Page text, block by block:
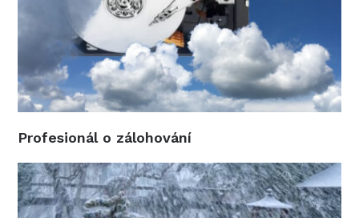
Profesionál o zálohování